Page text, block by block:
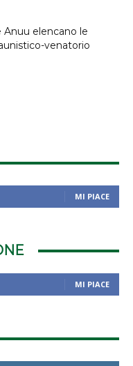
Anuu elencano le
venatorio
MI PIACE
MI PIACE